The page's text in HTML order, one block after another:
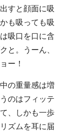
すと顔面に吸
も吸っても吸
吸口を口に含
と。うーん、
ー！
の重量感は増
のはフィッテ
、しかも一歩
ズムを耳に届